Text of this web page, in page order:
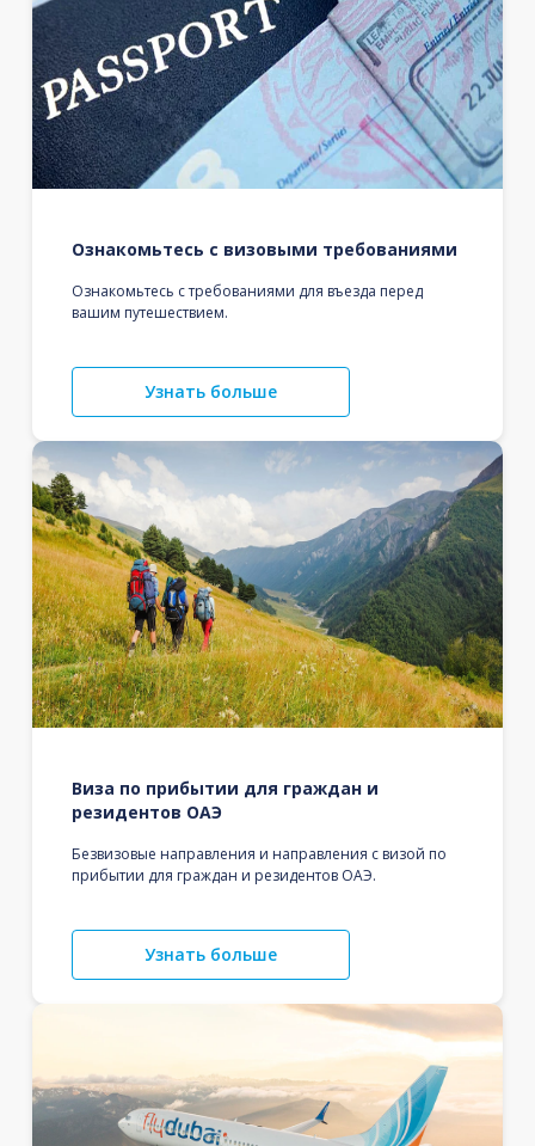
Ознакомьтесь с визовыми требованиями
Ознакомьтесь с требованиями для въезда перед
вашим путешествием.
Узнать больше
Виза по прибытии для граждан и
резидентов ОАЭ
Безвизовые направления и направления с визой по
прибытии для граждан и резидентов ОАЭ.
Узнать больше